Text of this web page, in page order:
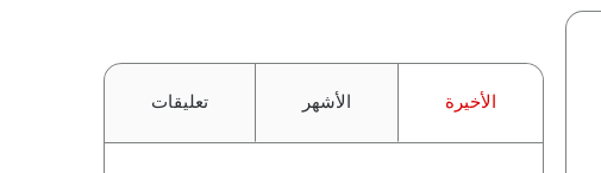
الأخيرة الأشهر تعليقات